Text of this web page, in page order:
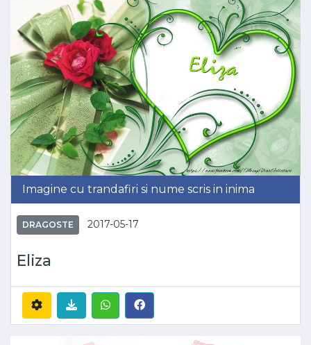
Imagine cu trandafiri si nume scris in inima
DRAGOSTE 2017-05-17
Eliza